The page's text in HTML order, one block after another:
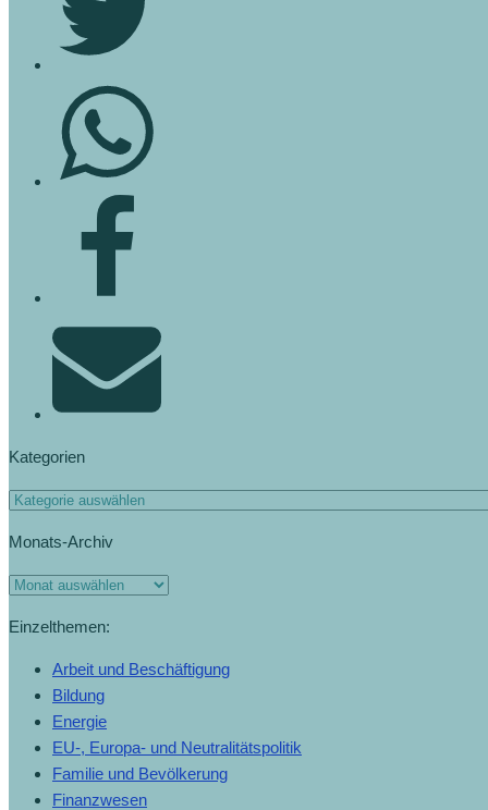
Kategorien
Kategorien
Monats-Archiv
Monats-
Einzelthemen:
Arbeit und Beschäftigung
Bildung
Energie
EU-, Europa- und Neutralitätspolitik
Familie und Bevölkerung
Finanzwesen